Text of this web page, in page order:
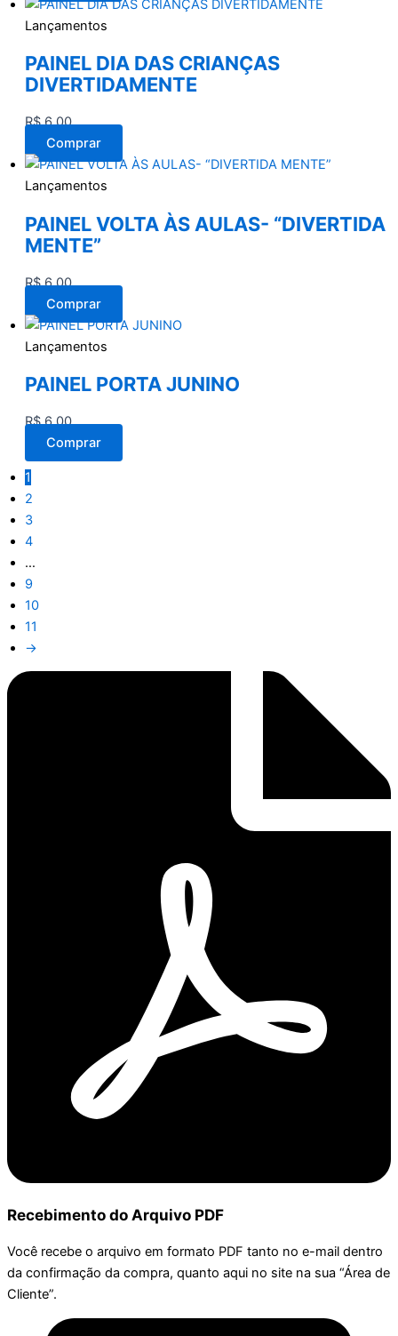
Lançamentos
PAINEL DIA DAS CRIANÇAS
DIVERTIDAMENTE
R$6,00
Comprar
Lançamentos
PAINEL VOLTA ÀS AULAS- “DIVERTIDA
MENTE”
R$6,00
Comprar
Lançamentos
PAINEL PORTA JUNINO
R$6,00
Comprar
1
2
3
4
…
9
10
11
→
Recebimento do Arquivo PDF
Você recebe o arquivo em formato PDF tanto no e-mail dentro
da confirmação da compra, quanto aqui no site na sua “Área de
Cliente”.